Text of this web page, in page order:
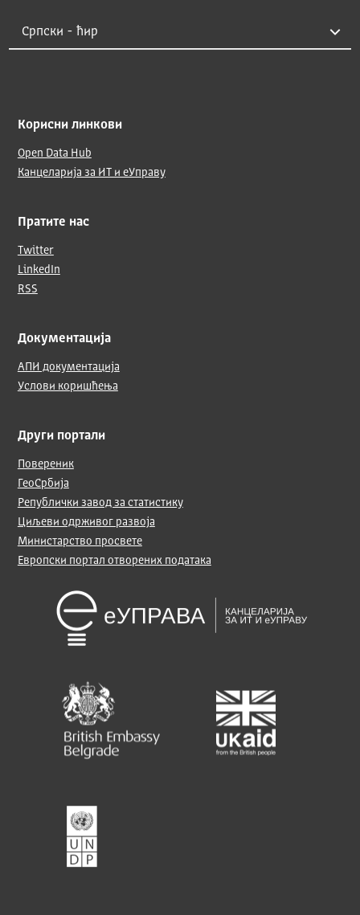
Корисни линкови
Open Data Hub
Канцеларија за ИТ и еУправу
Пратите нас
Twitter
LinkedIn
RSS
Документација
АПИ документација
Услови коришћења
Други портали
Повереник
ГеоСрбија
Републички завод за статистику
Циљеви одрживог развоја
Министарство просвете
Европски портал отворених података